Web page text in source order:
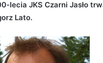
lecia JKS Czarni Jasło
Lato.